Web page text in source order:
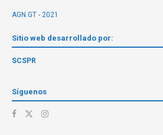
AGN.GT - 2021
Sitio web desarrollado por:
SCSPR
Síguenos